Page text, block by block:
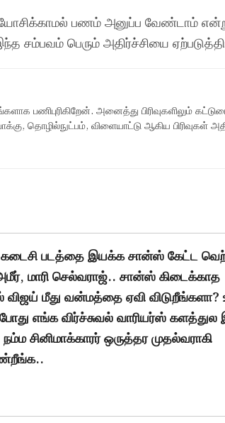
பணம் அனுப்ப வேண்டாம் என்று
சம்பவம் பெரும் அதிர்ச்சியை
பணிபுரிகிறேன். அனைத்து பிரிவுகளிலும்
தொழில்நுட்பம், விளையாட்டு ஆகிய பிரிவுகள்
படத்தை இயக்க சான்ஸ் கேட்ட
மாரி செல்வராஜ்.. சான்ஸ் கிடைக்காத
விஜய் மீது வன்மத்தை ஏவி விடுறீங்களா?
எங்க விர்ச்சுவல் வாரியர்ஸ் களத்துல
சினிமாக்காரர் ஒருத்தர முதல்வராகி